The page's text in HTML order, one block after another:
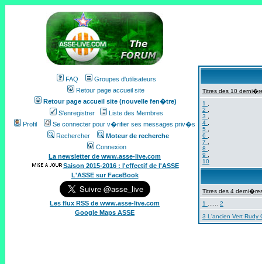
FAQ
Groupes d'utilisateurs
Retour page accueil site
Retour page accueil site (nouvelle fen�tre)
S'enregistrer
Liste des Membres
Profil
Se connecter pour v�rifier ses messages priv�s
Rechercher
Moteur de recherche
Connexion
La newsletter de www.asse-live.com
Saison 2015-2016 : l'effectif de l'ASSE
L'ASSE sur FaceBook
Les flux RSS de www.asse-live.com
Google Maps ASSE
Titres des 10
1
2
3
4
5
6
7
8
9
10
Titres des 4
1
2
3 L'ancien Vert